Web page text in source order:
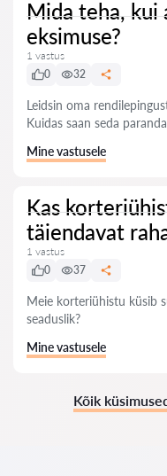
Mida teha, kui
eksimuse?
1 vastus
0
32
Leidsin oma
Kuidas saan seda
Mine vastusele
Kas
täiendavat
1 vastus
0
37
Meie korteriühistu küsib
seaduslik?
Mine vastusele
Kõik